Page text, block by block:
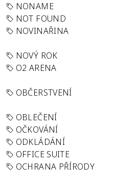
NONAME
NOT FOUND
NOVINAŘINA
NOVÝ ROK
O2 ARENA
OBČERSTVENÍ
OBLEČENÍ
OČKOVÁNÍ
ODKLÁDÁNÍ
OFFICE SUITE
OCHRANA PŘÍRODY